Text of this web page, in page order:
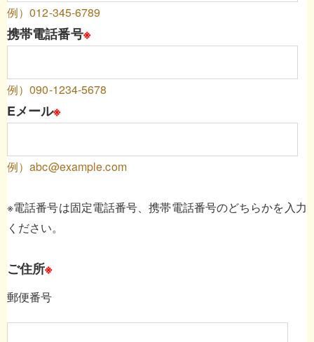
例）012-345-6789
携帯電話番号※
例）090-1234-5678
Eメール※
例）abc@example.com
※電話番号は固定電話番号、携帯電話番号のどちらかを入力
ください。
ご住所※
郵便番号